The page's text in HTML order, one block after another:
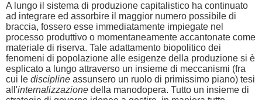
A lungo il sistema di produzione capitalistico ha continuato
ad integrare ed assorbire il maggior numero possibile di
braccia, fossero esse immediatamente impiegate nel
processo produttivo o momentaneamente accantonate come
materiale di riserva. Tale adattamento biopolitico dei
fenomeni di popolazione alle esigenze della produzione si è
esplicato a lungo attraverso un insieme di meccanismi (fra
cui le discipline assunsero un ruolo di primissimo piano) tesi
all'internalizzazione della manodopera. Tutto un insieme di